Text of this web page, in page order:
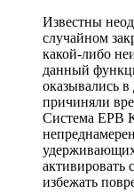
Известны
случайном
какой-либо
данный
оказывались
причиняли
Система EPB
активировать
избежать